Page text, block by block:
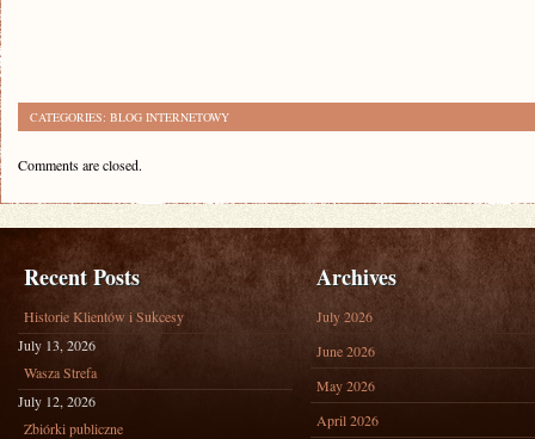
CATEGORIES: BLOG INTERNETOWY
Comments are closed.
Recent Posts
Historie Klientów i Sukcesy
July 13, 2026
Wasza Strefa
July 12, 2026
Zbiórki publiczne
Archives
July 2026
June 2026
May 2026
April 2026